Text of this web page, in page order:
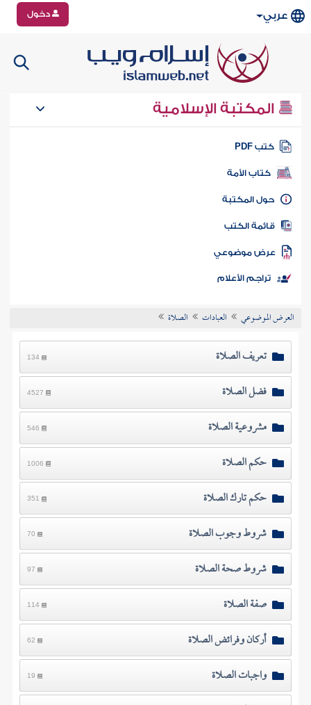
عربي دخول
المكتبة الإسلامية
كتب PDF
كتاب الأمة
المكتبة
الكتب
موضوعي
تراجم الأعلام
العرض الموضوعي العبادات الصلاة
تعريف الصلاة 134
فضل الصلاة 4527
مشروعية الصلاة 546
حكم الصلاة 1006
حكم تارك الصلاة 351
شروط وجوب الصلاة 70
شروط صحة الصلاة 97
صفة الصلاة 114
أركان وفرائض الصلاة 62
واجبات الصلاة 19